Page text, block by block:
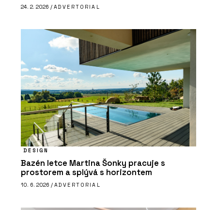
24. 2. 2026 / ADVERTORIAL
DESIGN
Bazén letce Martina Šonky pracuje s
prostorem a splývá s horizontem
10. 6. 2026 / ADVERTORIAL